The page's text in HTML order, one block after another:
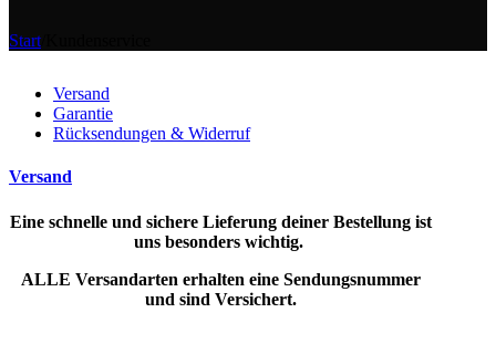
Start
Versand
Garantie
Rücksendungen & Widerruf
Versand
Eine schnelle und sichere Lieferung deiner Bestellung ist
uns besonders wichtig.
ALLE Versandarten erhalten eine Sendungsnummer
und sind Versichert.